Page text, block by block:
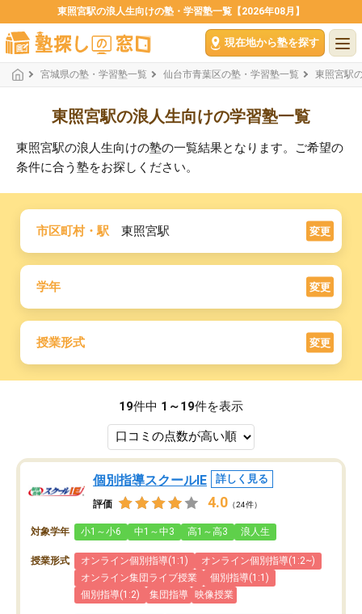
東照宮駅の浪人生向けの塾・学習塾一覧【2026年08月】
現在地から塾を探す
宮城県の塾・学習塾一覧 仙台市青葉区の塾・学習塾一覧 東照宮駅
東照宮駅の浪人生向けの学習塾一覧
東照宮駅の浪人生向けの塾の一覧結果となります。ご希望の
条件に合う塾をお探しください。
市区町村・駅 東照宮駅 変更
学年 変更
授業形式 変更
19件中 1～19件を表示
個別指導スクールIE 詳しく見る
評価 4.0 （24件）
対象学年 小1～小6 中1～中3 高1～高3 浪人生
授業形式 オンライン個別指導(1:1)
オンライン個別指導(1:2~)
オンライン集団ライブ授業
個別指導(1:1)
個別指導(1:2)
集団指導 映像授業